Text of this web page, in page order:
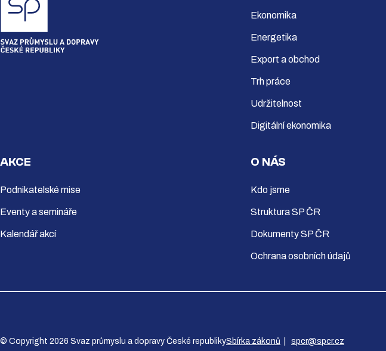
Ekonomika
Energetika
Export a obchod
Trh práce
Udržitelnost
Digitální ekonomika
AKCE
Podnikatelské mise
Eventy a semináře
Kalendář akcí
O NÁS
Kdo jsme
Struktura SP ČR
Dokumenty SP ČR
Ochrana osobních údajů
© Copyright 2026 Svaz průmyslu a dopravy České republikySbírka zákonů spcr@spcr.cz